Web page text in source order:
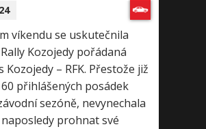
víkendu se uskutečnila
Kozojedy pořádaná
Kozojedy – RFK. Přestože již
přihlášených posádek
sezóně, nevynechala
prohnat své